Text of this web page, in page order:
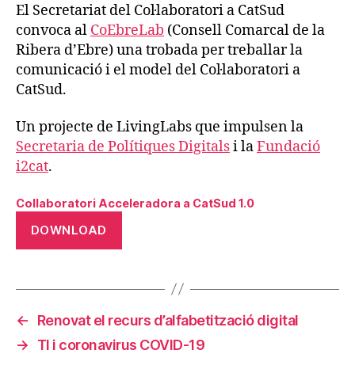
El Secretariat del Col·laboratori a CatSud
convoca al CoEbreLab (Consell Comarcal de la
Ribera d’Ebre) una trobada per treballar la
comunicació i el model del Col·laboratori a
CatSud.
Un projecte de LivingLabs que impulsen la
Secretaria de Polítiques Digitalsi laFundació
i2cat.
Collaboratori Acceleradora a CatSud 1.0
DOWNLOAD
←
Renovat el recurs d’alfabetització digital
→
TI i coronavirus COVID-19